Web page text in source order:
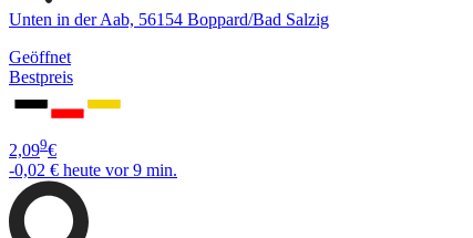
Unten in der Aab, 56154 Boppard/Bad Salzig
Geöffnet
Bestpreis
2,099€
-0,02 € heute vor 9 min.